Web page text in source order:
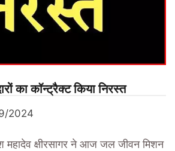
का कॉन्ट्रैक्ट किया निरस्त
2024
क्षीरसागर ने आज जल जीवन मिशन